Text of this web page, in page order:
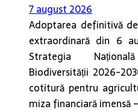
7 august 2026
Adoptarea definitivă
extraordinară din 6
Strategia
Biodiversității 2026-
cotitură pentru
miza financiară imensă –